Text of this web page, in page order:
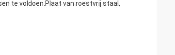
te voldoen.Plaat van roestvrij staal,